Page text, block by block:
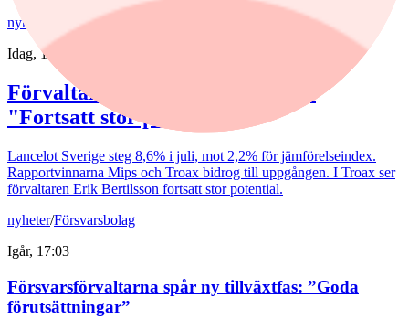
nyheter
fonder/Aktiefonder
Idag, 15:58
Förvaltaren efter Troax rusning:
"Fortsatt stor potential"
Lancelot Sverige steg 8,6% i juli, mot 2,2% för jämförelseindex.
Rapportvinnarna Mips och Troax bidrog till uppgången. I Troax ser
förvaltaren Erik Bertilsson fortsatt stor potential.
nyheter/Försvarsbolag
Igår, 17:03
Försvarsförvaltarna spår ny tillväxtfas: ”Goda
förutsättningar”